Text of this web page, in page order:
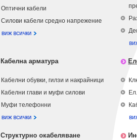
Оптични кабели
Силови кабели средно напрежение
виж всички
Кабелна арматура
Кабелни обувки, гилзи и накрайници
Кабелни глави и муфи силови
Муфи телефонни
виж всички
Структурно окабеляване